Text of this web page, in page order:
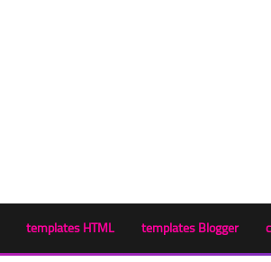
templates HTML templates Blogger